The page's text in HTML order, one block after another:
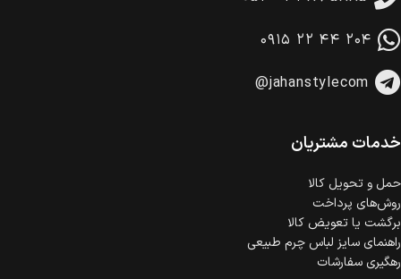
در هنگام خرید محصول، امکان انتخاب پرداخت در محل
وجود دارد.
خرید اقساطی با شرایط آسان و بدون ضامن امکان‌پذیر
است.
گارانتی معتبر برای تمامی محصولات ارائه می‌شود.
۰۹۱۵ ۲۲ ۴۴ ۲۰۴
@jahanstylecom
خدمات مشتریان
حمل‌ و تحویل کالا
روش‌های پرداخت
برگشت یا تعویض کالا
راهنمای سایز لباس چرم طبیعی
رهگیری سفارشات